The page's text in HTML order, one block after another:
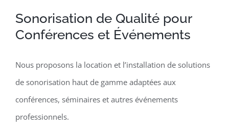
Sonorisation de Qualité pour
Conférences et Événements
Nous proposons la location et l’installation de solutions
de sonorisation haut de gamme adaptées aux
conférences, séminaires et autres événements
professionnels.